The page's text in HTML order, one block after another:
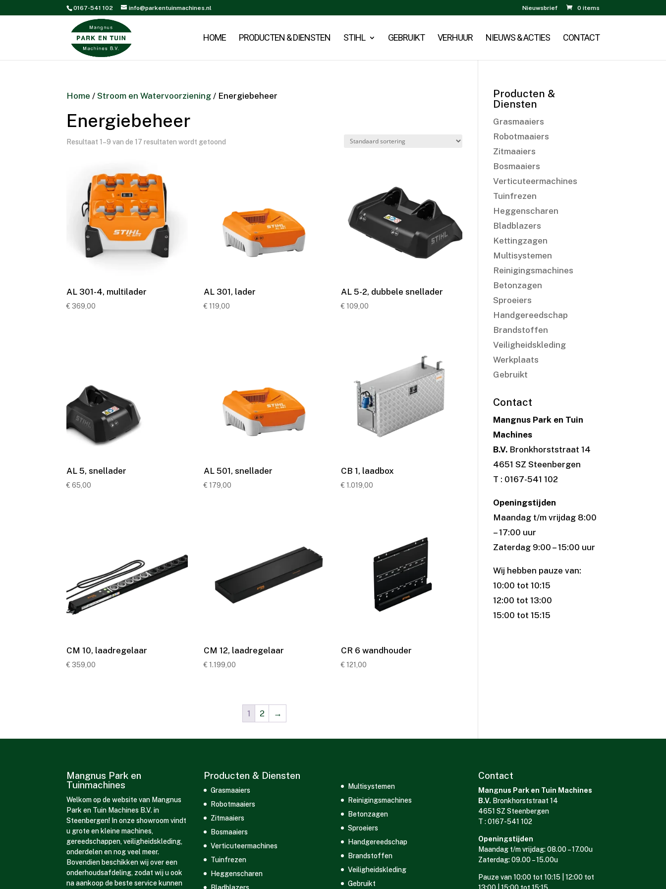
0167-541 102 info@parkentuinmachines.nl Nieuwsbrief 0 items
HOME PRODUCTEN & DIENSTEN STIHL GEBRUIKT VERHUUR NIEUWS & ACTIES CONTACT
Home /Stroom en Watervoorziening / Energiebeheer
Energiebeheer
Resultaat 1–9 van de 17 resultaten wordt getoond
AL 301-4, multilader
€ 369,00
AL 301, lader
€ 119,00
AL 5-2, dubbele snellader
€ 109,00
AL 5, snellader
€ 65,00
AL 501, snellader
€ 179,00
CB 1, laadbox
€ 1.019,00
CM 10, laadregelaar
€ 359,00
CM 12, laadregelaar
€ 1.199,00
CR 6 wandhouder
€ 121,00
1 2 →
Producten &
Diensten
Grasmaaiers
Robotmaaiers
Zitmaaiers
Bosmaaiers
Verticuteermachines
Tuinfrezen
Heggenscharen
Bladblazers
Kettingzagen
Multisystemen
Reinigingsmachines
Betonzagen
Sproeiers
Handgereedschap
Brandstoffen
Veiligheidskleding
Werkplaats
Gebruikt
Contact
Mangnus Park en Tuin
Machines
B.V.Bronkhorststraat 14
4651 SZ Steenbergen
T : 0167-541 102
Openingstijden
Maandag t/m vrijdag 8:00
– 17:00 uur
Zaterdag 9:00 – 15:00 uur
Wij hebben pauze van:
10:00 tot 10:15
12:00 tot 13:00
15:00 tot 15:15
Mangnus Park en
Tuinmachines
Welkom op de website van Mangnus
Park en Tuin Machines B.V. in
Steenbergen! In onze showroom vindt
u grote en kleine machines,
gereedschappen, veiligheidskleding,
onderdelen en nog veel meer.
Bovendien beschikken wij over een
onderhoudsafdeling, zodat wij u ook
na aankoop de beste service kunnen
Producten & Diensten
Grasmaaiers
Robotmaaiers
Zitmaaiers
Bosmaaiers
Verticuteermachines
Tuinfrezen
Heggenscharen
Multisystemen
Reinigingsmachines
Betonzagen
Sproeiers
Handgereedschap
Brandstoffen
Veiligheidskleding
Gebruikt
Contact
Mangnus Park en Tuin Machines
B.V. Bronkhorststraat 14
4651 SZ Steenbergen
T : 0167-541 102
Openingstijden
Maandag t/m vrijdag: 08.00 – 17.00u
Zaterdag: 09.00 – 15.00u
Pauze van 10:00 tot 10:15 | 12:00 tot